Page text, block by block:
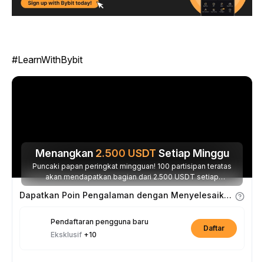
#LearnWithBybit
Menangkan 2.500 USDT Setiap Minggu
Puncaki papan peringkat mingguan! 100 partisipan teratas
akan mendapatkan bagian dari 2.500 USDT setiap
minggunya.
Dapatkan Poin Pengalaman dengan Menyelesaikan Tugas
Pendaftaran pengguna baru
Eksklusif +10
Daftar